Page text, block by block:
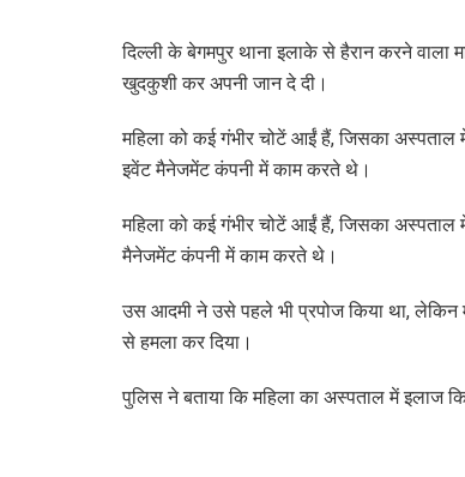
दिल्ली के बेगमपुर थाना इलाके से हैरान करने वाला
खुदकुशी कर अपनी जान दे दी।
महिला को कई गंभीर चोटें आईं हैं, जिसका अस्पताल
इवेंट मैनेजमेंट कंपनी में काम करते थे।
महिला को कई गंभीर चोटें आईं हैं, जिसका अस्पताल
मैनेजमेंट कंपनी में काम करते थे।
उस आदमी ने उसे पहले भी प्रपोज किया था, लेकिन
से हमला कर दिया।
पुलिस ने बताया कि महिला का अस्पताल में इलाज